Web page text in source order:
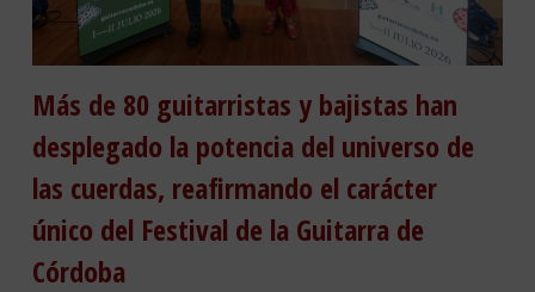
Más de 80 guitarristas y bajistas han
desplegado la potencia del universo de
las cuerdas, reafirmando el carácter
único del Festival de la Guitarra de
Córdoba